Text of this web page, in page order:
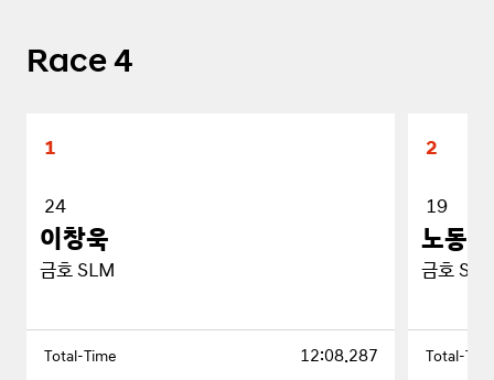
Race 4
1
24
이창욱
금호 SLM
12:08.287
2
19
노동기
금호